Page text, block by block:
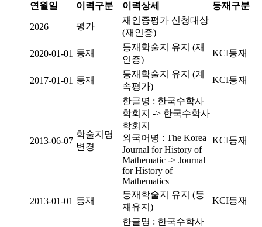
연월일
이력구분 이력상세 등재구분
2026 평가
재인증평가 신청대상
(재인증)
2020-01-01 등재
등재학술지 유지 (재
인증)
KCI등재
2017-01-01 등재
등재학술지 유지 (계
속평가)
KCI등재
2013-06-07
학술지명
변경
한글명 : 한국수학사
학회지 -> 한국수학사
학회지
외국어명 : The Korea
Journal for History of
Mathematic -> Journal
for History of
Mathematics
KCI등재
2013-01-01 등재
등재학술지 유지 (등
재유지)
KCI등재
한글명 : 한국수학사